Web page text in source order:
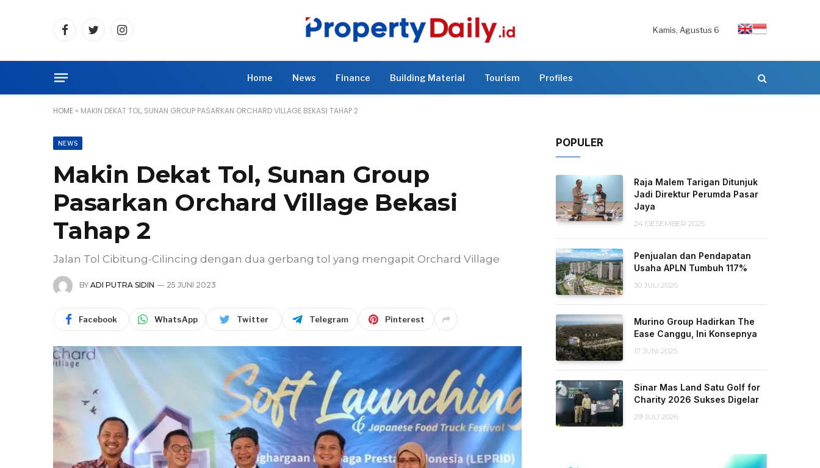
FacebookTwitterInstagram
Kamis, Agustus 6
Home News Finance Building Material Tourism Profiles
HOME » MAKIN DEKAT TOL, SUNAN GROUP PASARKAN ORCHARD VILLAGE BEKASI TAHAP 2
NEWS
Makin Dekat Tol, Sunan Group
Pasarkan Orchard Village Bekasi
Tahap 2
Jalan Tol Cibitung-Cilincing dengan dua gerbang tol yang mengapit Orchard Village
BY ADI PUTRA SIDIN 25 JUNI 2023
Facebook WhatsApp Twitter Telegram Pinterest
POPULER
Raja Malem Tarigan Ditunjuk
Jadi Direktur Perumda Pasar
Jaya
24 DESEMBER 2025
Penjualan dan Pendapatan
Usaha APLN Tumbuh 117%
30 JULI 2026
Murino Group Hadirkan The
Ease Canggu, Ini Konsepnya
17 JUNI 2025
Sinar Mas Land Satu Golf for
Charity 2026 Sukses Digelar
29 JULI 2026